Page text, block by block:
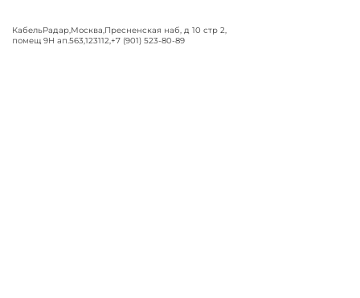
КабельРадар Москва Пресненская наб, д 10 стр 2,
помещ 9Н ап.563 123112 +7 (901) 523-80-89